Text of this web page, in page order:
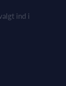
ind i